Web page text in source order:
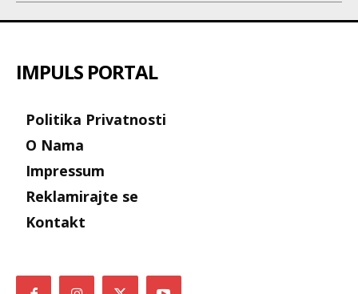
IMPULS PORTAL
Politika Privatnosti
O Nama
Impressum
Reklamirajte se
Kontakt